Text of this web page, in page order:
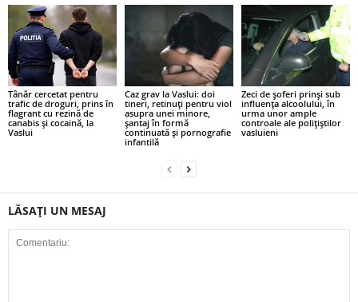
Tânăr cercetat pentru
trafic de droguri, prins în
flagrant cu rezină de
canabis și cocaină, la
Vaslui
Caz grav la Vaslui: doi
tineri, retinuți pentru viol
asupra unei minore,
șantaj în formă
continuată și pornografie
infantilă
Zeci de șoferi prinși sub
influența alcoolului, în
urma unor ample
controale ale polițiștilor
vasluieni
LĂSAȚI UN MESAJ